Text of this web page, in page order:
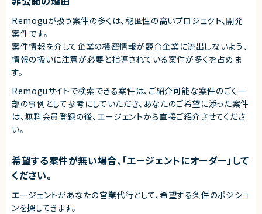
Remoguが扱う案件の多くは、秘匿性の高いプロジェクト、開発
案件です。
案件情報を介して企業の機密情報が競合企業に流出しないよう、
情報の扱いに注意が必要と指導されている案件が多くを占めま
す。
Remoguサイトで検索できる案件は、ご紹介可能な案件のごく一
部の事例として参考にしていただき、 あなたのご希望に添った案件
は、無料会員登録の後、エージェントから直接ご紹介させてくださ
い。
希望する案件が無い場合、「エージェントにオーダー」して
ください。
エージェントがあなたの営業代行として、希望する条件のポジショ
ンを探してきます。